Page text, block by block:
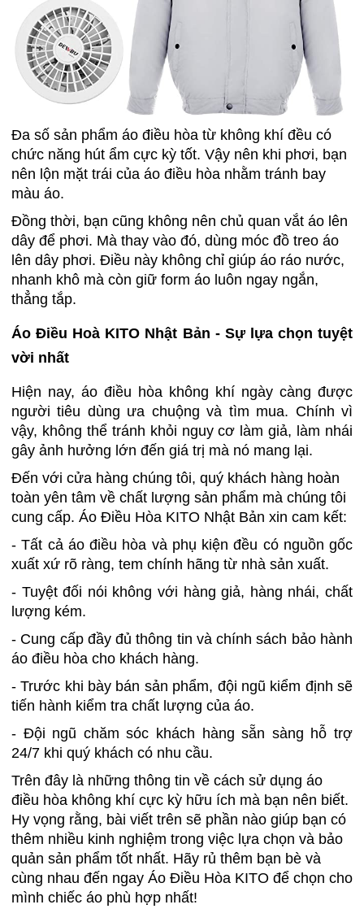
Đa số sản phẩm áo điều hòa từ không khí đều có
chức năng hút ẩm cực kỳ tốt. Vậy nên khi phơi, bạn
nên lộn mặt trái của áo điều hòa nhằm tránh bay
màu áo.
Đồng thời, bạn cũng không nên chủ quan vắt áo lên
dây để phơi. Mà thay vào đó, dùng móc đồ treo áo
lên dây phơi. Điều này không chỉ giúp áo ráo nước,
nhanh khô mà còn giữ form áo luôn ngay ngắn,
thẳng tắp.
Áo Điều Hoà KITO Nhật Bản - Sự lựa chọn tuyệt
vời nhất
Hiện nay, áo điều hòa không khí ngày càng được
người tiêu dùng ưa chuộng và tìm mua. Chính vì
vậy, không thể tránh khỏi nguy cơ làm giả, làm nhái
gây ảnh hưởng lớn đến giá trị mà nó mang lại.
Đến với cửa hàng chúng tôi, quý khách hàng hoàn
toàn yên tâm về chất lượng sản phẩm mà chúng tôi
cung cấp. Áo Điều Hòa KITO Nhật Bản xin cam kết:
- Tất cả áo điều hòa và phụ kiện đều có nguồn gốc
xuất xứ rõ ràng, tem chính hãng từ nhà sản xuất.
- Tuyệt đối nói không với hàng giả, hàng nhái, chất
lượng kém.
- Cung cấp đầy đủ thông tin và chính sách bảo hành
áo điều hòa cho khách hàng.
- Trước khi bày bán sản phẩm, đội ngũ kiểm định sẽ
tiến hành kiểm tra chất lượng của áo.
- Đội ngũ chăm sóc khách hàng sẵn sàng hỗ trợ
24/7 khi quý khách có nhu cầu.
Trên đây là những thông tin về cách sử dụng áo
điều hòa không khí cực kỳ hữu ích mà bạn nên biết.
Hy vọng rằng, bài viết trên sẽ phần nào giúp bạn có
thêm nhiều kinh nghiệm trong việc lựa chọn và bảo
quản sản phẩm tốt nhất. Hãy rủ thêm bạn bè và
cùng nhau đến ngay Áo Điều Hòa KITO để chọn cho
mình chiếc áo phù hợp nhất!